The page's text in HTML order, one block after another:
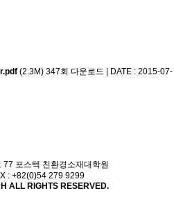
(2.3M) 347회 다운로드 | DATE : 2015-07-
포스텍 친환경소재대학원
+82(0)54 279 9299
ALL RIGHTS RESERVED.